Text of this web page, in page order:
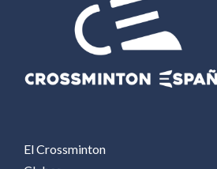
El Crossminton